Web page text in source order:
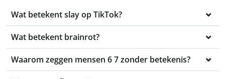
Wat betekent slay op TikTok?
Wat betekent brainrot?
Waarom zeggen mensen 6 7 zonder betekenis?